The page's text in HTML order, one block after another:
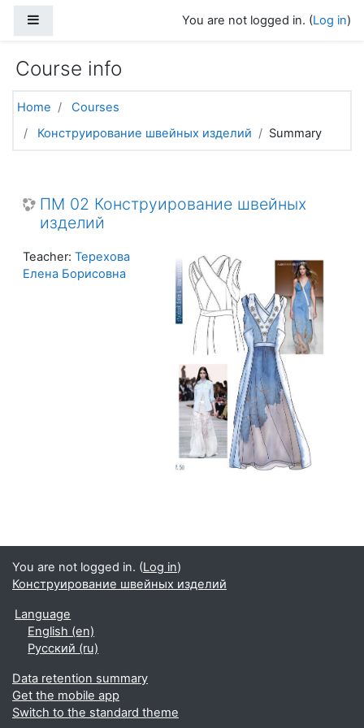
You are not logged in. (Log in)
Course info
Home
Courses
Конструирование швейных изделий
Summary
ПМ 02 Конструирование швейных
изделий
Teacher: Терехова
Елена Борисовна
You are not logged in. (Log in)
Конструирование швейных изделий
Language
English ‎(en)‎
Русский ‎(ru)‎
Data retention summary
Get the mobile app
Switch to the standard theme